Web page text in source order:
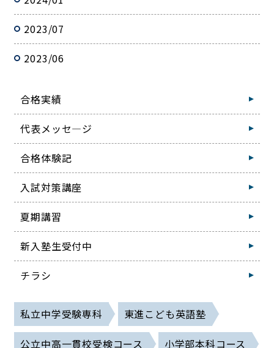
2023/07
2023/06
合格実績
代表メッセ―ジ
合格体験記
入試対策講座
夏期講習
新入塾生受付中
チラシ
私立中学受験専科 東進こども英語塾
公立中高一貫校受検コース 小学部本科コース